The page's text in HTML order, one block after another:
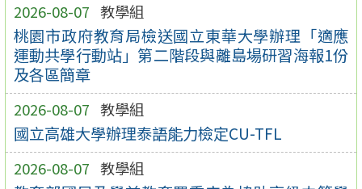
2026-08-07 教學組
桃園市政府教育局檢送國立東華大學辦理「適應
運動共學行動站」第二階段與離島場研習海報1份
及各區簡章
2026-08-07 教學組
國立高雄大學辦理泰語能力檢定CU-TFL
2026-08-07 教學組